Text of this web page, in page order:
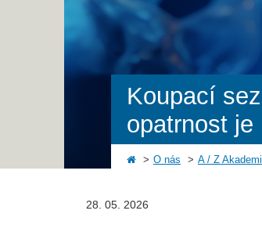
Koupací
opatrnost je
O nás A / Z
28. 05. 2026